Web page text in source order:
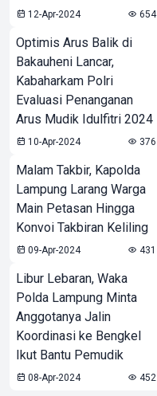
12-Apr-2024 654
Optimis Arus Balik di
Bakauheni Lancar,
Kabaharkam Polri
Evaluasi Penanganan
Arus Mudik Idulfitri 2024
10-Apr-2024 376
Malam Takbir, Kapolda
Lampung Larang Warga
Main Petasan Hingga
Konvoi Takbiran Keliling
09-Apr-2024 431
Libur Lebaran, Waka
Polda Lampung Minta
Anggotanya Jalin
Koordinasi ke Bengkel
Ikut Bantu Pemudik
08-Apr-2024 452